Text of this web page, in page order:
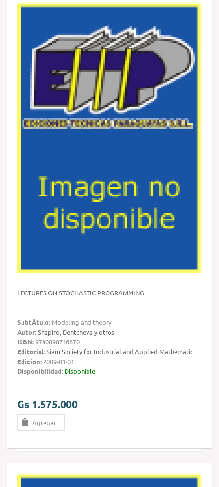
LECTURES ON STOCHASTIC PROGRAMMING
SubtÃ­tulo: Modeling and theory
Autor:Shapiro, Dentcheva y otros
ISBN:9780898716870
Editorial:Siam Society for Industrial and Applied Mathematic
Edicion: 2009-01-01
Disponibilidad: Disponible
Gs 1.575.000
Agregar